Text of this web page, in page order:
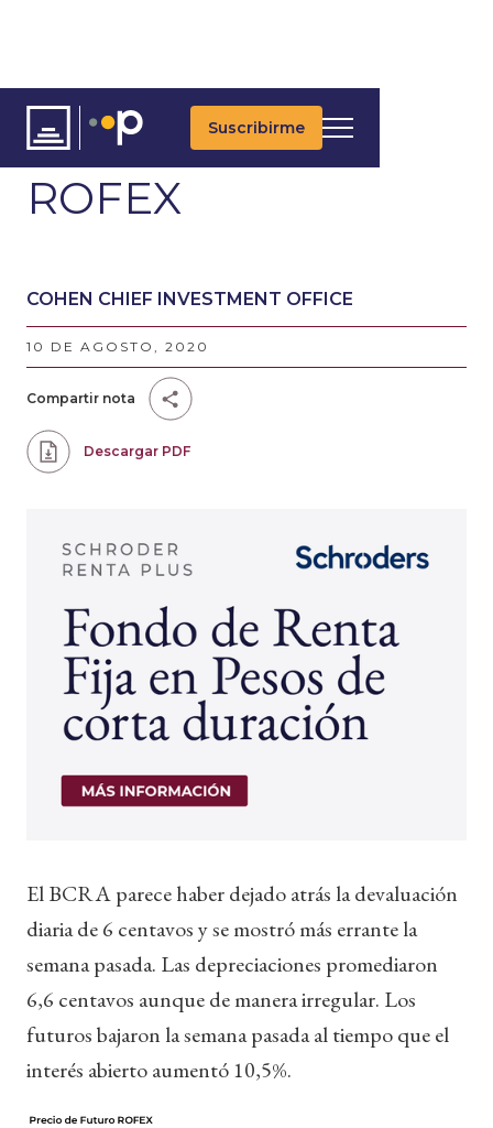
Suscribirme
ARTÍCULOS
ROFEX
COHEN CHIEF INVESTMENT OFFICE
10 DE AGOSTO, 2020
Compartir nota
Descargar PDF
El BCRA parece haber dejado atrás la devaluación
diaria de 6 centavos y se mostró más errante la
semana pasada. Las depreciaciones promediaron
6,6 centavos aunque de manera irregular. Los
futuros bajaron la semana pasada al tiempo que el
interés abierto aumentó 10,5%.